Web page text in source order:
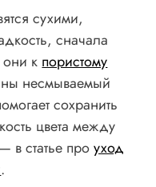
сухими,
сначала
они к пористому
несмываемый
сохранить
цвета между
в статье проуход
.